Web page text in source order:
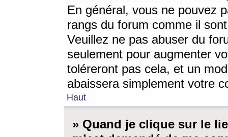
En général, vous ne pouvez
rangs du forum comme il
Veuillez ne pas abuser du
seulement pour augmenter
toléreront pas cela, et un
abaissera simplement votre
Haut
» Quand je clique sur le